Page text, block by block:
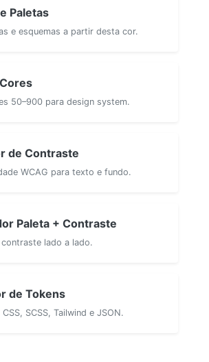
Paletas
e esquemas a partir desta cor.
50–900 para design system.
de Contraste
WCAG para texto e fundo.
Paleta + Contraste
lado a lado.
de Tokens
SCSS, Tailwind e JSON.